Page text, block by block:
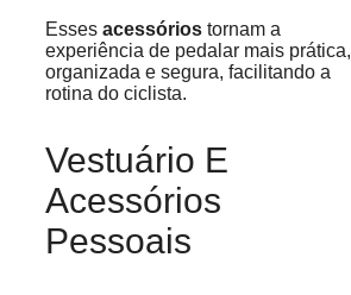
Esses acessórios tornam a
experiência de pedalar mais prática,
organizada e segura, facilitando a
rotina do ciclista.
Vestuário E
Acessórios
Pessoais